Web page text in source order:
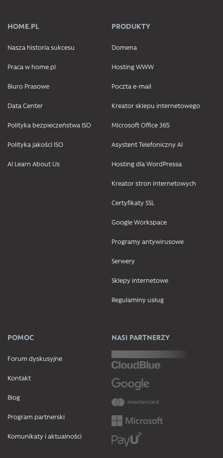
HOME.PL
Nasza historia sukcesu
Praca w home.pl
Biuro Prasowe
Data Center
Polityka bezpieczeństwa ISO
Polityka jakości ISO
AI Learn About Us
PRODUKTY
Domena
Hosting WWW
Poczta e-mail
Kreator sklepu internetowego
Microsoft Office 365
Asystent Telefoniczny AI
Hosting dla WordPressa
Kreator stron internetowych
Certyfikaty SSL
Google Workspace
Programy antywirusowe
Serwery
Sklepy internetowe
Regulaminy usług
POMOC
Forum dyskusyjne
Kontakt
Blog
Program partnerski
Komunikaty i aktualności
NASI PARTNERZY